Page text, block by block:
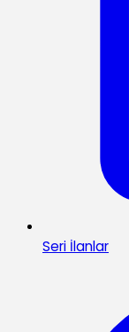
Seri İlanlar